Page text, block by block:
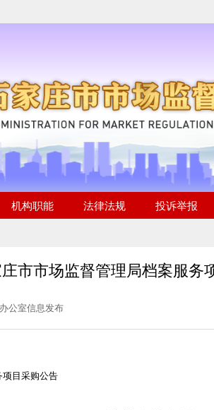
市市场监督管理局档案服务
室信息发布
项目采购公告